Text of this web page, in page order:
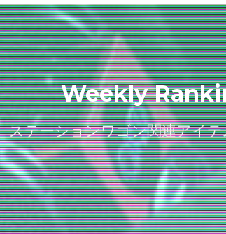
Weekly
ステーションワゴン関連アイ